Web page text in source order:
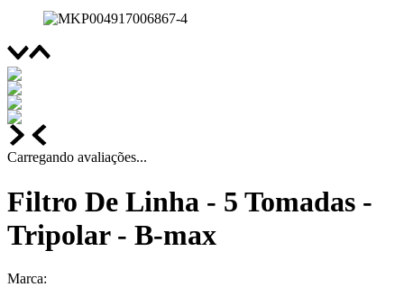
Carregando avaliações...
Filtro De Linha - 5 Tomadas -
Tripolar - B-max
Marca: